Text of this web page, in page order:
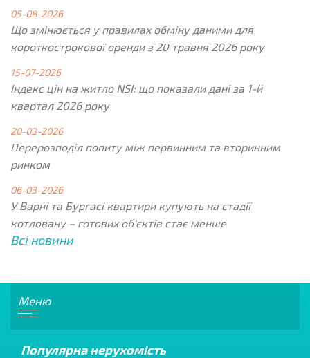
05-08-2026
Що змінюється у правилах обміну даними для
короткострокової оренди з 20 травня 2026 року
15-07-2026
Індекс цін на житло NSI: що показали дані за 1-й
квартал 2026 року
20-03-2026
Перерозподіл попиту між первинним та вторинним
ринком
06-03-2026
У Варні та Бургасі квартири купують на стадії
котловану – готових об'єктів стає менше
Всі новини
Меню
Популярна нерухомість